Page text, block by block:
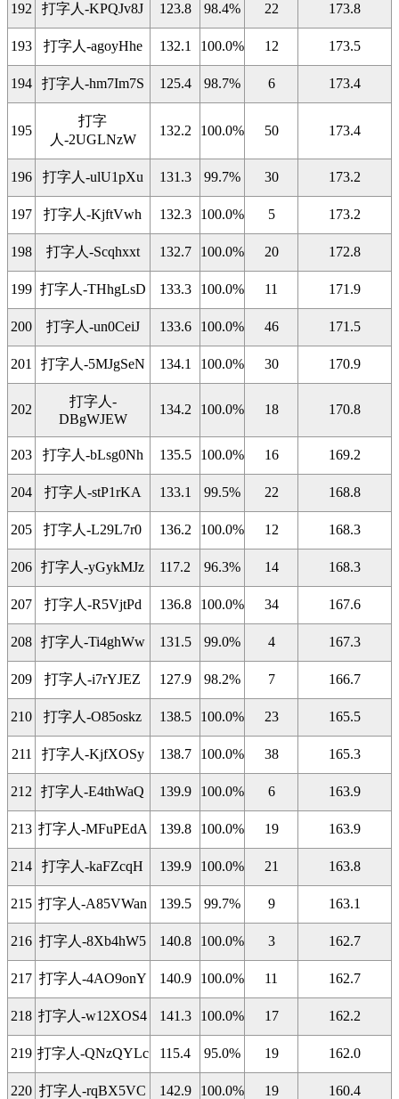
192 打字人-KPQJv8J 123.8 98.4% 22 173.8
193 打字人-agoyHhe 132.1 100.0% 12 173.5
194 打字人-hm7Im7S 125.4 98.7% 6 173.4
195
打字
人-2UGLNzW
132.2 100.0% 50 173.4
196 打字人-ulU1pXu 131.3 99.7% 30 173.2
197 打字人-KjftVwh 132.3 100.0% 5 173.2
198 打字人-Scqhxxt 132.7 100.0% 20 172.8
199 打字人-THhgLsD 133.3 100.0% 11 171.9
200 打字人-un0CeiJ 133.6 100.0% 46 171.5
201 打字人-5MJgSeN 134.1 100.0% 30 170.9
202
打字人-
DBgWJEW
134.2 100.0% 18 170.8
203 打字人-bLsg0Nh 135.5 100.0% 16 169.2
204 打字人-stP1rKA 133.1 99.5% 22 168.8
205 打字人-L29L7r0 136.2 100.0% 12 168.3
206 打字人-yGykMJz 117.2 96.3% 14 168.3
207 打字人-R5VjtPd 136.8 100.0% 34 167.6
208 打字人-Ti4ghWw 131.5 99.0% 4 167.3
209 打字人-i7rYJEZ 127.9 98.2% 7 166.7
210 打字人-O85oskz 138.5 100.0% 23 165.5
211 打字人-KjfXOSy 138.7 100.0% 38 165.3
212 打字人-E4thWaQ 139.9 100.0% 6 163.9
213 打字人-MFuPEdA 139.8 100.0% 19 163.9
214 打字人-kaFZcqH 139.9 100.0% 21 163.8
215 打字人-A85VWan 139.5 99.7% 9 163.1
216 打字人-8Xb4hW5 140.8 100.0% 3 162.7
217 打字人-4AO9onY 140.9 100.0% 11 162.7
218 打字人-w12XOS4 141.3 100.0% 17 162.2
219 打字人-QNzQYLc 115.4 95.0% 19 162.0
220 打字人-rqBX5VC 142.9 100.0% 19 160.4